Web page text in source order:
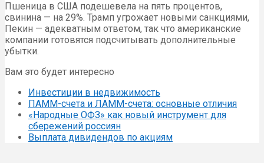
Пшеница в США подешевела на пять процентов,
свинина — на 29%. Трамп угрожает новыми санкциями,
Пекин — адекватным ответом, так что американские
компании готовятся подсчитывать дополнительные
убытки.
Вам это будет интересно
Инвестиции в недвижимость
ПАММ-счета и ЛАММ-счета: основные отличия
«Народные ОФЗ» как новый инструмент для
сбережений россиян
Выплата дивидендов по акциям